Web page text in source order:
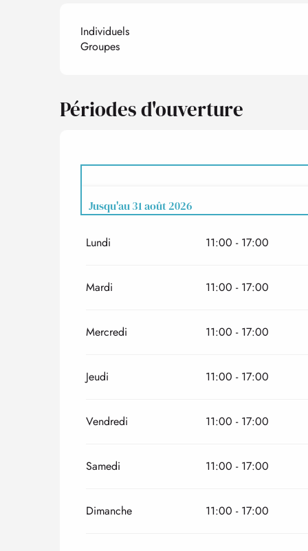
Individuels
Groupes
Périodes d'ouverture
Du14 mai 2026 30 juin 2026
Jusqu'au31 août 2026
Lundi 11:00 - 17:00
Mardi 11:00 - 17:00
Mercredi 11:00 - 17:00
Jeudi 11:00 - 17:00
Vendredi 11:00 - 17:00
Samedi 11:00 - 17:00
Dimanche 11:00 - 17:00